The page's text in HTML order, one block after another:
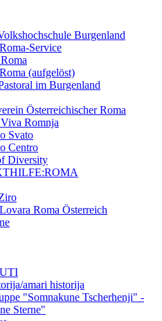
Burgenland
Service
(aufgelöst)
im Burgenland
Österreichischer Roma
Romnja
Svato
Centro
Diversity
Roma Österreich
amari historija
"Somnakune Tscherhenji" -
Sterne"